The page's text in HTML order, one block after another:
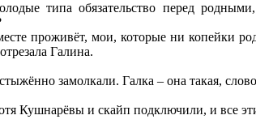
типа обязательство перед
проживёт, мои, которые ни копейки
Галина.
замолкали. Галка – она такая,
Кушнарёвы и скайп подключили, и все